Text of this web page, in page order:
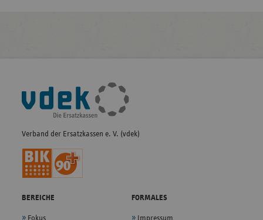
Fußleisten-
Navigation
Verband der Ersatzkassen e. V. (vdek)
BEREICHE
Fokus
FORMALES
Impressum